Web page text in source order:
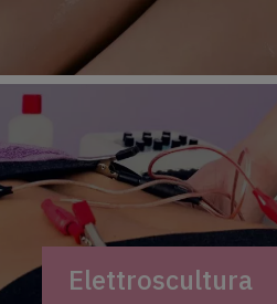
Elettroscultura